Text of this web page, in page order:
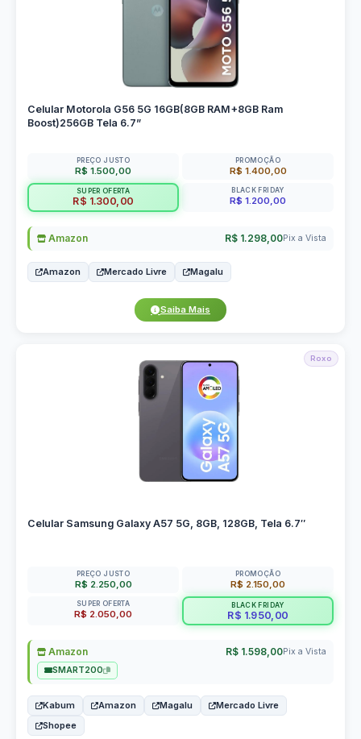
Celular Motorola G56 5G 16GB(8GB RAM+8GB Ram
Boost)256GB Tela 6.7”
PREÇO JUSTO
R$ 1.500,00
PROMOÇÃO
R$ 1.400,00
SUPER OFERTA
R$ 1.300,00
BLACK FRIDAY
R$ 1.200,00
Amazon R$ 1.298,00Pix a Vista
Amazon Mercado Livre Magalu
Saiba Mais
Roxo
Celular Samsung Galaxy A57 5G, 8GB, 128GB, Tela 6.7″
PREÇO JUSTO
R$ 2.250,00
PROMOÇÃO
R$ 2.150,00
SUPER OFERTA
R$ 2.050,00
BLACK FRIDAY
R$ 1.950,00
Amazon R$ 1.598,00Pix a Vista
SMART200
Kabum Amazon Magalu
Mercado Livre
Shopee